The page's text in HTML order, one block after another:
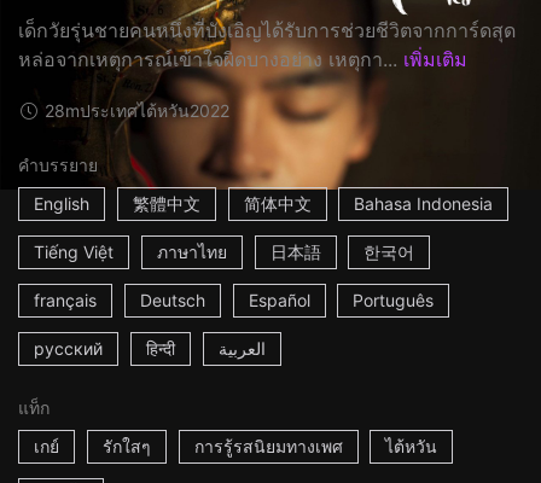
เด็กวัยรุ่นชายคนหนึ่งที่บังเอิญได้รับการช่วยชีวิตจากการ์ดสุด
หล่อจากเหตุการณ์เข้าใจผิดบางอย่าง เหตุกา... เพิ่มเติม
28mประเทศไต้หวัน2022
คำบรรยาย
English
繁體中文 简体中文 Bahasa Indonesia
Tiếng Việt ภาษาไทย 日本語 한국어
français Deutsch Español Português
русский हिन्दी العربية
แท็ก
เกย์
รักใสๆ การรู้รสนิยมทางเพศ ไต้หวัน